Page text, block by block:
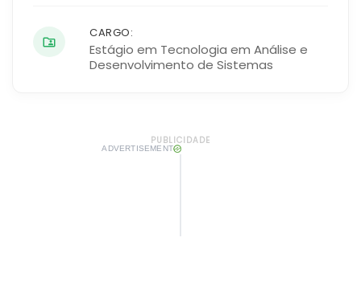
CARGO:
Estágio em Tecnologia em Análise e
Desenvolvimento de Sistemas
PUBLICIDADE
ADVERTISEMENT